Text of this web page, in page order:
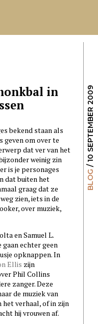
BLOG
/ 10 SEPTEMBER 2009
in
bekend staan als
geven om over te
dat ver van het
weinig zin
is je personages
dat buiten het
graag dat ze
zien, iets in de
over muziek,
en Samuel L.
gaan echter geen
opknappen. In
Ellis zijn
Phil Collins
zanger. Deze
de muziek van
het verhaal, of in zijn
hij vrouwen af.